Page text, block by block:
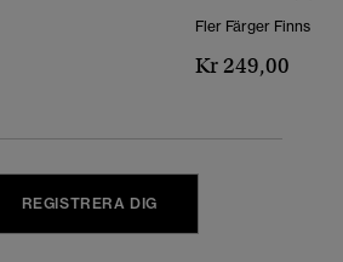
Fler Färger Finns
Kr 249,00
REGISTRERA DIG